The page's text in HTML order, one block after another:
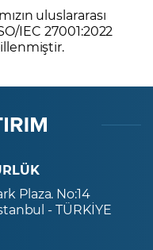
uluslararası
IEC 27001:2022
Plaza. No:14
- TÜRKİYE